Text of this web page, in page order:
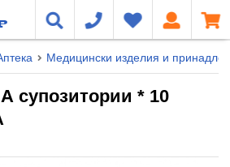
Медицински изделия и
* 10